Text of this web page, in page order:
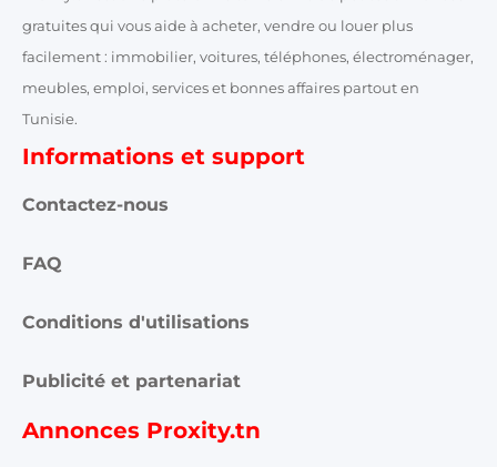
gratuites qui vous aide à acheter, vendre ou louer plus
facilement : immobilier, voitures, téléphones, électroménager,
meubles, emploi, services et bonnes affaires partout en
Tunisie.
Informations et support
Contactez-nous
FAQ
Conditions d'utilisations
Publicité et partenariat
Annonces Proxity.tn